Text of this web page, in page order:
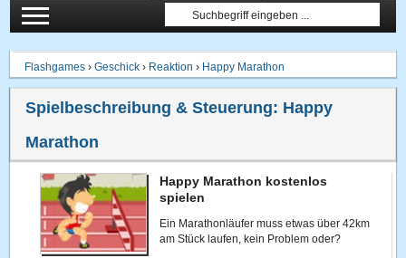
Flashgames ›Geschick › Reaktion › Happy Marathon
Spielbeschreibung & Steuerung: Happy
Marathon
Happy Marathon kostenlos
spielen
Ein Marathonläufer muss etwas über 42km
am Stück laufen, kein Problem oder?